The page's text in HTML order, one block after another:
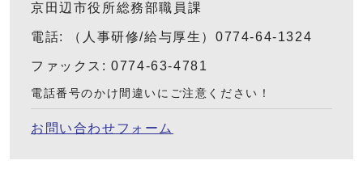
京田辺市役所総務部職員課
電話: （人事研修/給与厚生）0774-64-1324
ファックス: 0774-63-4781
電話番号のかけ間違いにご注意ください！
お問い合わせフォーム